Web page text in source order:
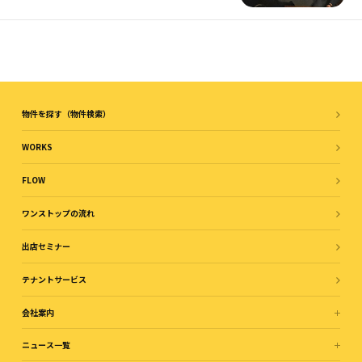
物件を探す（物件検索）
WORKS
FLOW
ワンストップの流れ
出店セミナー
テナントサービス
会社案内
ニュース一覧